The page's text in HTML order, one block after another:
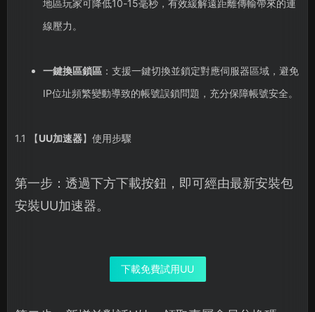
地區玩家可降低10-15毫秒，有效緩解遠距離傳輸帶來的連
線壓力。
一鍵換區鎖區：支援一鍵切換並鎖定對應伺服器區域，避免
IP位址頻繁變動導致的帳號誤鎖問題，充分保障帳號安全。
1.1 【UU加速器】使用步驟
第一步：透過下方下載按鈕，即可經由最新安裝包
安裝UU加速器。
下載免費試用UU